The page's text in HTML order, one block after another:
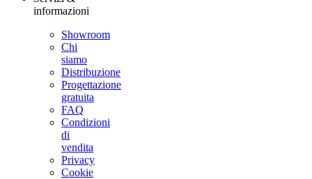
informazioni
Showroom
Chi
siamo
Distribuzione
Progettazione
gratuita
FAQ
Condizioni
di
vendita
Privacy
Cookie